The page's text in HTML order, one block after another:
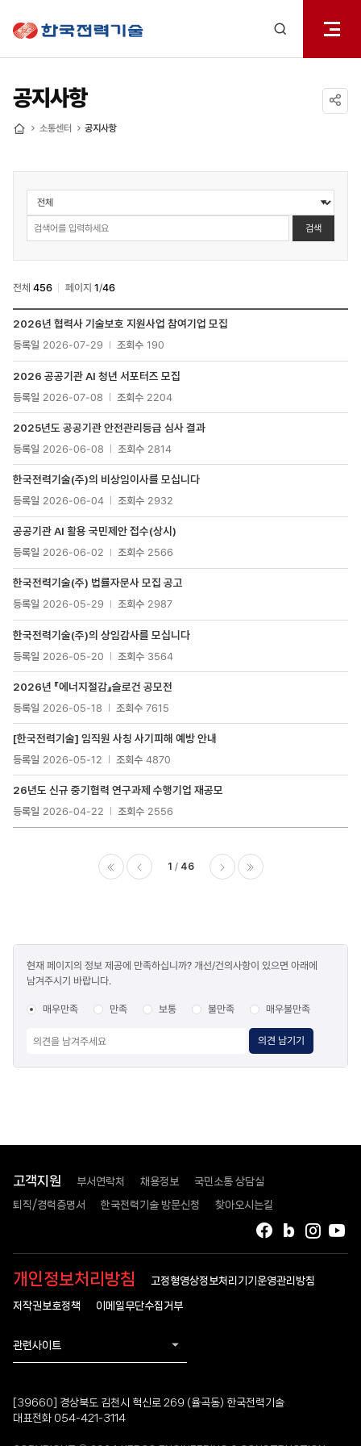
열기
공지사항
소통센터 공지사항
소통센터
>
공지사항
검색
검색
전체 456 페이지 1/46
공지사항
목록
-
번호,
첨부파일
2026년 협력사 기술보호 지원사업 참여기업 모집
등록일 2026-07-29 조회수 190
2026 공공기관 AI 청년 서포터즈 모집
등록일 2026-07-08 조회수 2204
2025년도 공공기관 안전관리등급 심사 결과
등록일 2026-06-08 조회수 2814
한국전력기술(주)의 비상임이사를 모십니다
등록일 2026-06-04 조회수 2932
공공기관 AI 활용 국민제안 접수(상시)
등록일 2026-06-02 조회수 2566
한국전력기술(주) 법률자문사 모집 공고
등록일 2026-05-29 조회수 2987
한국전력기술(주)의 상임감사를 모십니다
등록일 2026-05-20 조회수 3564
2026년 『에너지절감』슬로건 공모전
등록일 2026-05-18 조회수 7615
[한국전력기술] 임직원 사칭 사기피해 예방 안내
등록일 2026-05-12 조회수 4870
26년도 신규 중기협력 연구과제 수행기업 재공모
등록일 2026-04-22 조회수 2556
1 46
만족도
조사
현재 페이지의 정보 제공에 만족하십니까? 개선/건의사항이 있으면 아래에
남겨주시기 바랍니다.
매우만족 만족 보통 불만족 매우불만족
의견 남기기
고객지원 부서연락처 채용정보 국민소통 상담실
퇴직/경력증명서 한국전력기술 방문신청 찾아오시는길
인스
블로그
페이스북
개인정보처리방침 고정형영상정보처리기기운영관리방침
저작권보호정책 이메일무단수집거부
관련사이트
[39660] 경상북도 김천시 혁신로 269 (율곡동) 한국전력기술
대표전화 054-421-3114